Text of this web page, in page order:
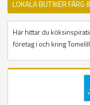
LOKALA BUTIKER FÄRG
Här hittar du
företag i och kring